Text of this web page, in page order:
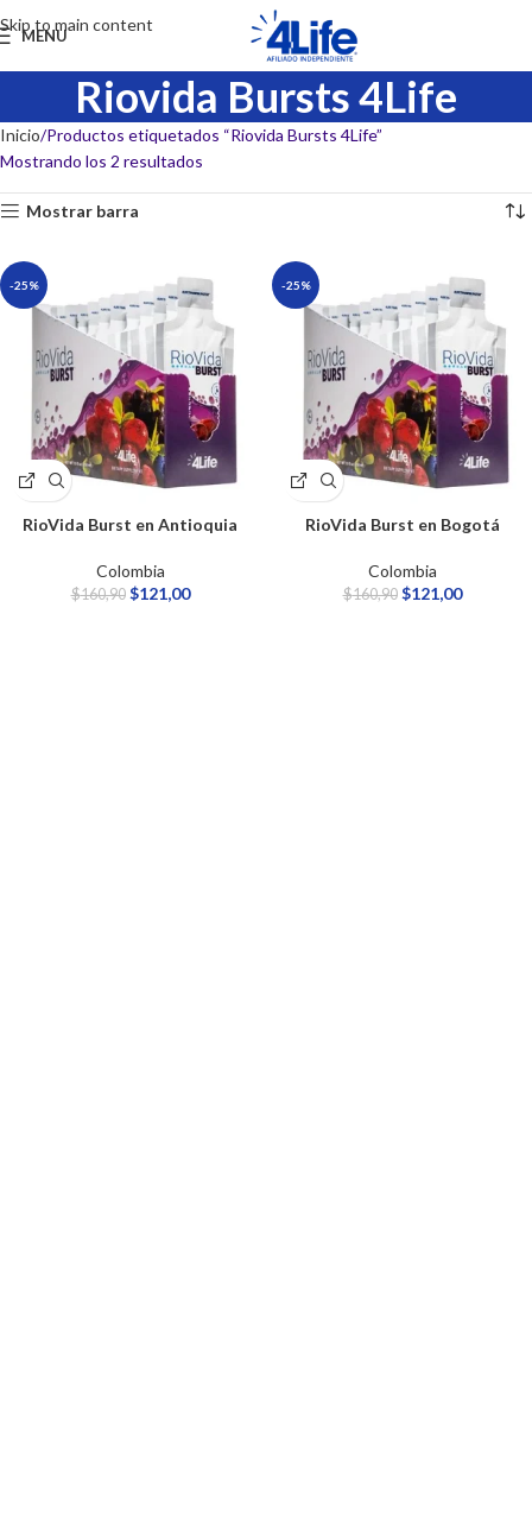
Skip to main content
MENU
Riovida Bursts 4Life
Inicio Productos etiquetados “Riovida Bursts 4Life”
Mostrando los 2 resultados
Mostrar barra
-25%
RioVida Burst en Antioquia
Colombia
$160,90 $121,00
-25%
RioVida Burst en Bogotá
Colombia
$160,90 $121,00